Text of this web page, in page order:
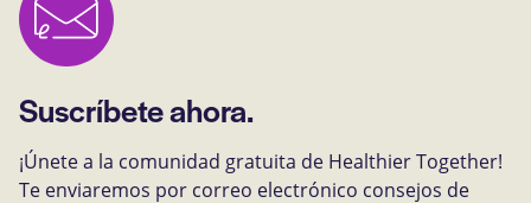
Suscríbete ahora.
¡Únete a la comunidad gratuita de Healthier Together!
Te enviaremos por correo electrónico consejos de